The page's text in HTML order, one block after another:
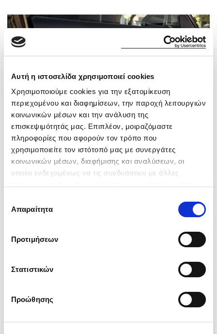
Αυτή η ιστοσελίδα χρησιμοποιεί cookies
Χρησιμοποιούμε cookies για την εξατομίκευση
περιεχομένου και διαφημίσεων, την παροχή λειτουργιών
κοινωνικών μέσων και την ανάλυση της
επισκεψιμότητάς μας. Επιπλέον, μοιραζόμαστε
πληροφορίες που αφορούν τον τρόπο που
χρησιμοποιείτε τον ιστότοπό μας με συνεργάτες
κοινωνικών μέσων, διαφήμισης και αναλύσεων, οι
οποίοι ενδεχομένως να τις συνδυάσουν με άλλες
των υπηρεσιών τους.
συγκατάθεσης
Απαραίτητα
Προτιμήσεων
Στατιστικών
Προώθησης
Φροντίζει για ξεκούραστες διαδρομές
Το νέο ID.3 μπορεί, αν θέλετε, να σας κάνει και μασάζ.
Πέρα από τα άρτια υλικά από τα οποία είναι επενδυμένα
σας με ηλεκτρικά καθίσματα που διαθέτουν και